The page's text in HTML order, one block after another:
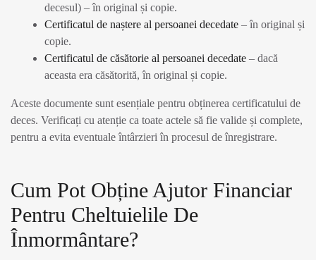
decesul) – în original și copie.
Certificatul de naștere al persoanei decedate – în original și
copie.
Certificatul de căsătorie al persoanei decedate – dacă
aceasta era căsătorită, în original și copie.
Aceste documente sunt esențiale pentru obținerea certificatului de
deces. Verificați cu atenție ca toate actele să fie valide și complete,
pentru a evita eventuale întârzieri în procesul de înregistrare.
Cum Pot Obține Ajutor Financiar
Pentru Cheltuielile De
Înmormântare?